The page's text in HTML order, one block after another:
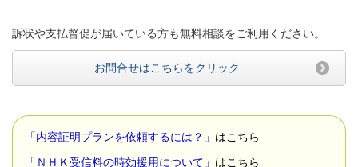
訴状や支払督促が届いている方も無料相談をご利用ください。
お問合せはこちらをクリック
「内容証明プランを依頼するには？」 はこちら
「ＮＨＫ受信料の時効援用について」 はこちら